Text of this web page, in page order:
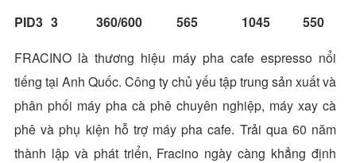
PID3 3 360/600 565 1045
550
FRACINO là thương hiệu máy pha cafe espresso nổi
tiếng tại Anh Quốc. Công ty chủ yếu tập trung sản xuất và
phân phối máy pha cà phê chuyên nghiệp, máy xay cà
phê và phụ kiện hỗ trợ máy pha cafe. Trải qua 60 năm
thành lập và phát triển, Fracino ngày càng khẳng định